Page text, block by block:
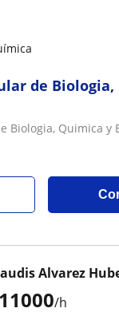
de Biologia,
Biologia, Quimica y
11000/h
Alvarez